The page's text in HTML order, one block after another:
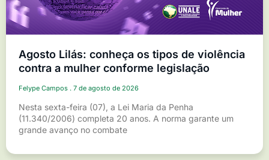
Agosto Lilás: conheça os tipos de violência
contra a mulher conforme legislação
Felype Campos 7 de agosto de 2026
Nesta sexta-feira (07), a Lei Maria da Penha
(11.340/2006) completa 20 anos. A norma garante um
grande avanço no combate